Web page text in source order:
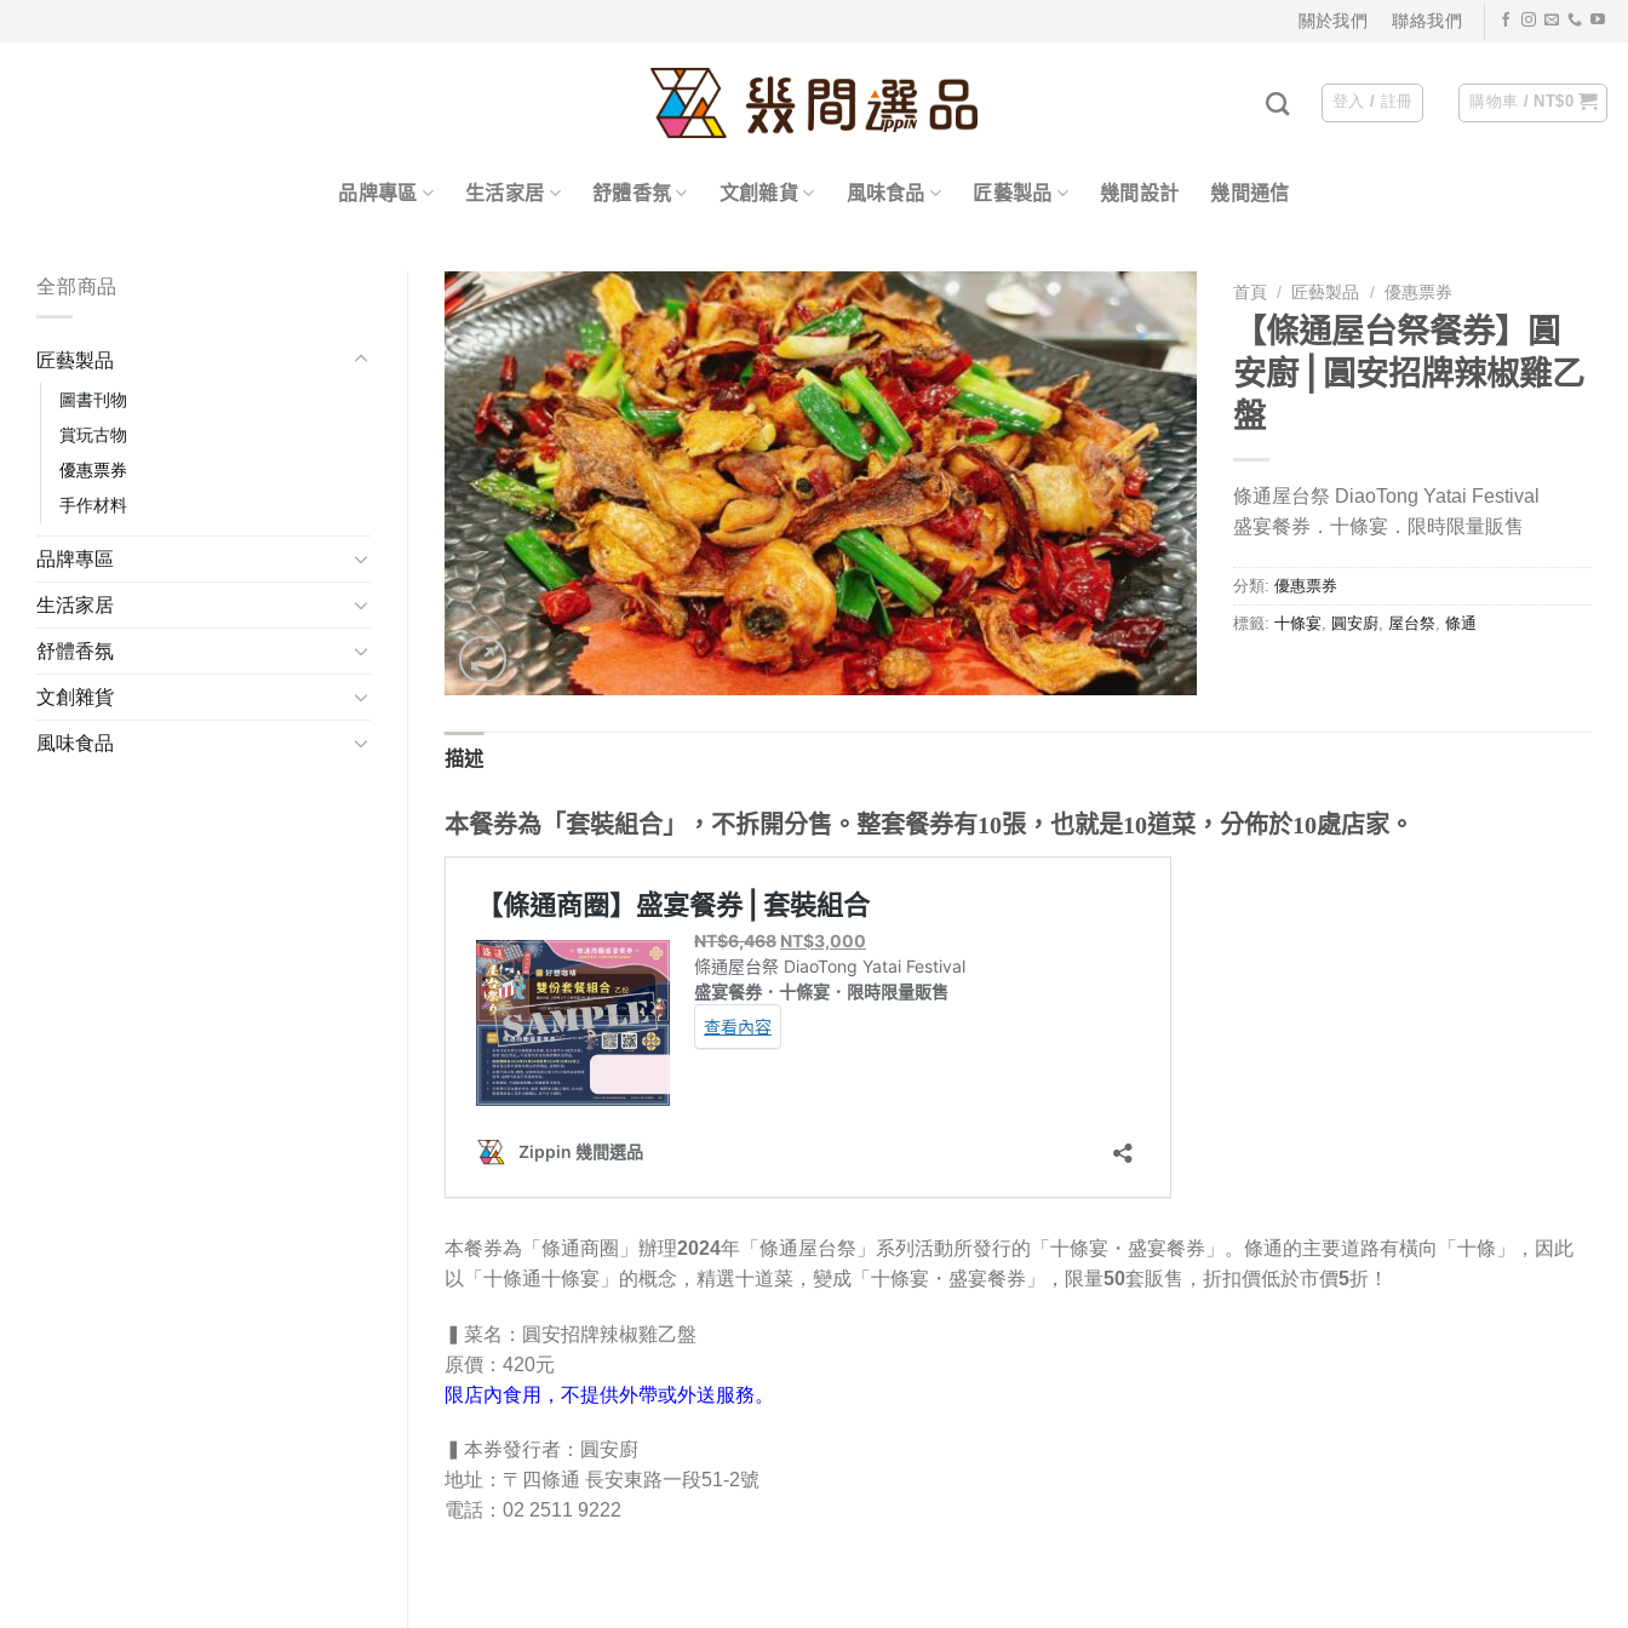
關於我們 聯絡我們
登入 / 註冊 購物車 / NT$0
品牌專區 生活家居 舒體香氛 文創雜貨 風味食品 匠藝製品 幾間設計 幾間通信
全部商品
匠藝製品
圖書刊物
賞玩古物
優惠票券
手作材料
品牌專區
生活家居
舒體香氛
文創雜貨
風味食品
首頁 / 匠藝製品 / 優惠票券
【條通屋台祭餐券】圓
安廚⎪圓安招牌辣椒雞乙
盤
條通屋台祭 DiaoTong Yatai Festival
盛宴餐券．十條宴．限時限量販售
分類:優惠票券
標籤:十條宴 圓安廚 屋台祭 ,條通
描述
本餐券為「套裝組合」，不拆開分售。整套餐券有10張，也就是10道菜，分佈於10處店家。
本餐券為「條通商圈」辦理2024年「條通屋台祭」系列活動所發行的「十條宴・盛宴餐券」。條通的主要道路有橫向「十條」，因此
以「十條通十條宴」的概念， 精選十道菜，變成「十條宴・盛宴餐券」，限量50套販售，折扣價低於市價5折！
▍菜名：圓安招牌辣椒雞乙盤
原價：420元
限店內食用，不提供外帶或外送服務。
▍本券發行者：圓安廚
地址：〒四條通 長安東路一段51-2號
電話：02 2511 9222